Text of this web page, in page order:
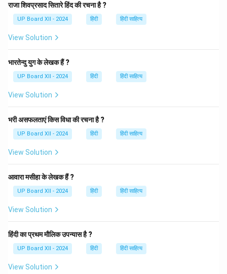
समाज के लिए मार्गदर्शक की भूमिका निभाता है। धर्म का पालन करने से
व्यक्ति अपने कर्तव्यों का निर्वहन करता है और समाज में शांति और समृद्धि
लाता है। जब समाज के प्रत्येक व्यक्ति का जीवन सत्य और धर्म पर
आधारित होता है, तो वह समाज समृद्ध और प्रगति की दिशा में अग्रसर
Download Solution in PDF
राजा शिवप्रसाद सितारे हिंद की रचना है ?
UP Board XII - 2024 हिंदी हिंदी साहित्य
View Solution
भारतेन्दु युग के लेखक हैं ?
UP Board XII - 2024 हिंदी हिंदी साहित्य
View Solution
भरी असफलताएं किस विधा की रचना है ?
UP Board XII - 2024 हिंदी हिंदी साहित्य
View Solution
आवारा मसीहा के लेखक हैं ?
UP Board XII - 2024 हिंदी हिंदी साहित्य
View Solution
हिंदी का प्रथम मौलिक उपन्यास है ?
UP Board XII - 2024 हिंदी हिंदी साहित्य
View Solution